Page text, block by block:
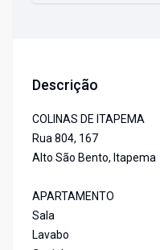
Descrição
COLINAS DE ITAPEMA
Rua 804, 167
Alto São Bento, Itapema
APARTAMENTO
Sala
Lavabo